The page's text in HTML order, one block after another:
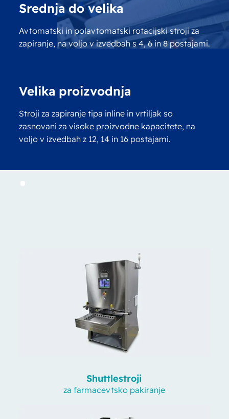
Srednja do velika
Avtomatski in polavtomatski rotacijski stroji za
zapiranje, na voljo v izvedbah s 4, 6 in 8 postajami.
Velika proizvodnja
Stroji za zapiranje tipa inline in vrtiljak so
zasnovani za visoke proizvodne kapacitete, na
voljo v izvedbah z 12, 14 in 16 postajami.
Shuttlestroji
za farmacevtsko pakiranje